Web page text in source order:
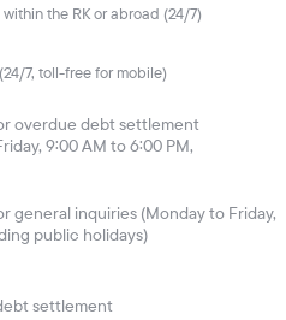
the RK or abroad (24/7)
7, toll-free for mobile)
overdue debt settlement
9:00 AM to 6:00 PM,
general inquiries (Monday to Friday,
public holidays)
settlement